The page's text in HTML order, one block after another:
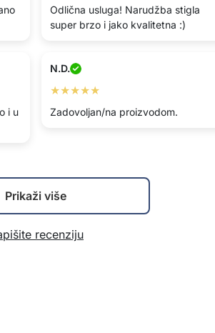
Odlična usluga! Narudžba stigla
super brzo i jako kvalitetna :)
i u
N.D.
★★★★★
Zadovoljan/na proizvodom.
Prikaži više
recenziju